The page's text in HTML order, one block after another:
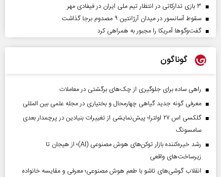
۳ بازی تدارکاتی در انتظار تیم ملی ایران در فیفادی مهر
سقوط آسانسور در میدان آرژانتین ۹ مصدوم برجا گذاشت
گفت‌وگوها آمریکا را مجبور به همراهی کرد
گوناگون
راهی ساده برای جلوگیری از چک‌های برگشتی در معاملات
معرفی گونه جدید گیاهی چهارمحال و بختیاری در مجله علمی بین المللی
گلکسی اس ۲۷ اولترا؛ پیش‌نمایشی از تغییرات بنیادین در پرچمدار بعدی
سامسونگ
رشد خیره‌کننده بازار توکن‌های هوش مصنوعی (AI)؛ از هیجان تا
زیرساخت‌های واقعی
انقلاب گوشی‌های تاشو‌ با طعم هوش مصنوعی؛ معرفی و مقایسه خانواده